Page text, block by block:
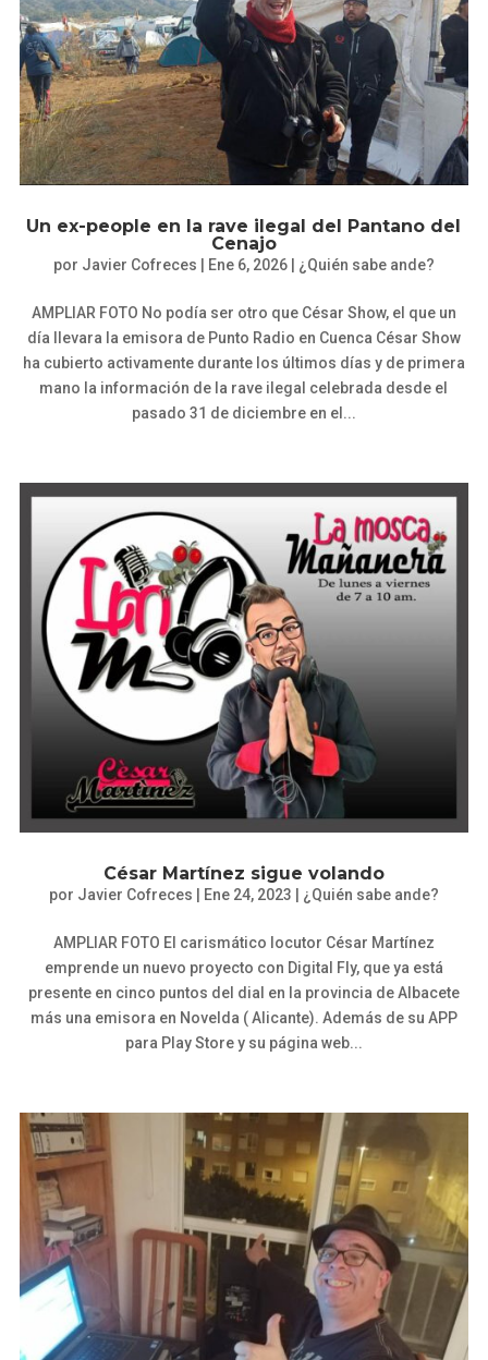
Un ex-people en la rave ilegal del Pantano del
Cenajo
por Javier Cofreces Ene 6, 2026| ¿Quién sabe ande?
AMPLIAR FOTO No podía ser otro que César Show, el que un
día llevara la emisora de Punto Radio en Cuenca César Show
ha cubierto activamente durante los últimos días y de primera
mano la información de la rave ilegal celebrada desde el
pasado 31 de diciembre en el...
César Martínez sigue volando
por Javier Cofreces Ene 24, 2023 ¿Quién sabe ande?
AMPLIAR FOTO El carismático locutor César Martínez
emprende un nuevo proyecto con Digital Fly, que ya está
presente en cinco puntos del dial en la provincia de Albacete
más una emisora en Novelda ( Alicante). Además de su APP
para Play Store y su página web...